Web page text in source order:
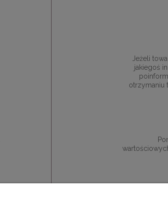
Jeżeli
jakiegoś
otrzymaniu